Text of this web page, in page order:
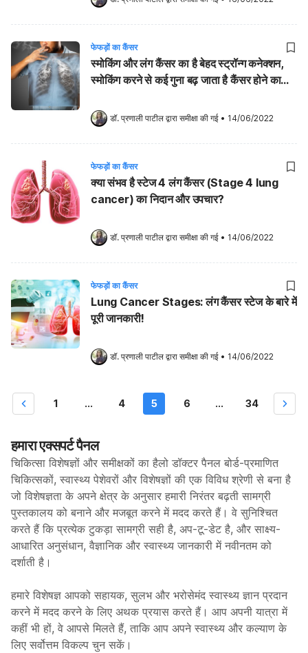
फेफड़ों का कैंसर
स्मोकिंग और लंग कैंसर का है बेहद स्ट्रॉन्ग कनेक्शन,
स्मोकिंग करने से कई गुना बढ़ जाता है कैंसर होने का
डॉ. प्रणाली पाटील द्वारा समीक्षा की गई • 14/06/2022
फेफड़ों का कैंसर
क्या संभव है स्टेज 4 लंग कैंसर (Stage 4 lung
cancer) का निदान और उपचार?
डॉ. प्रणाली पाटील द्वारा समीक्षा की गई • 14/06/2022
फेफड़ों का कैंसर
Lung Cancer Stages: लंग कैंसर स्टेज के बारे में
पूरी जानकारी!
डॉ. प्रणाली पाटील द्वारा समीक्षा की गई • 14/06/2022
1 ... 4 5 6 ... 34
हमारा एक्सपर्ट पैनल
चिकित्सा विशेषज्ञों और समीक्षकों का हैलो डॉक्टर पैनल बोर्ड-प्रमाणित
चिकित्सकों, स्वास्थ्य पेशेवरों और विशेषज्ञों की एक विविध श्रेणी से बना है
जो विशेषज्ञता के अपने क्षेत्र के अनुसार हमारी निरंतर बढ़ती सामग्री
पुस्तकालय को बनाने और मजबूत करने में मदद करते हैं। वे सुनिश्चित
करते हैं कि प्रत्येक टुकड़ा सामग्री सही है, अप-टू-डेट है, और साक्ष्य-
आधारित अनुसंधान, वैज्ञानिक और स्वास्थ्य जानकारी में नवीनतम को
दर्शाती है।
हमारे विशेषज्ञ आपको सहायक, सुलभ और भरोसेमंद स्वास्थ्य ज्ञान प्रदान
करने में मदद करने के लिए अथक प्रयास करते हैं। आप अपनी यात्रा में
कहीं भी हों, वे आपसे मिलते हैं, ताकि आप अपने स्वास्थ्य और कल्याण के
लिए सर्वोत्तम विकल्प चुन सकें।